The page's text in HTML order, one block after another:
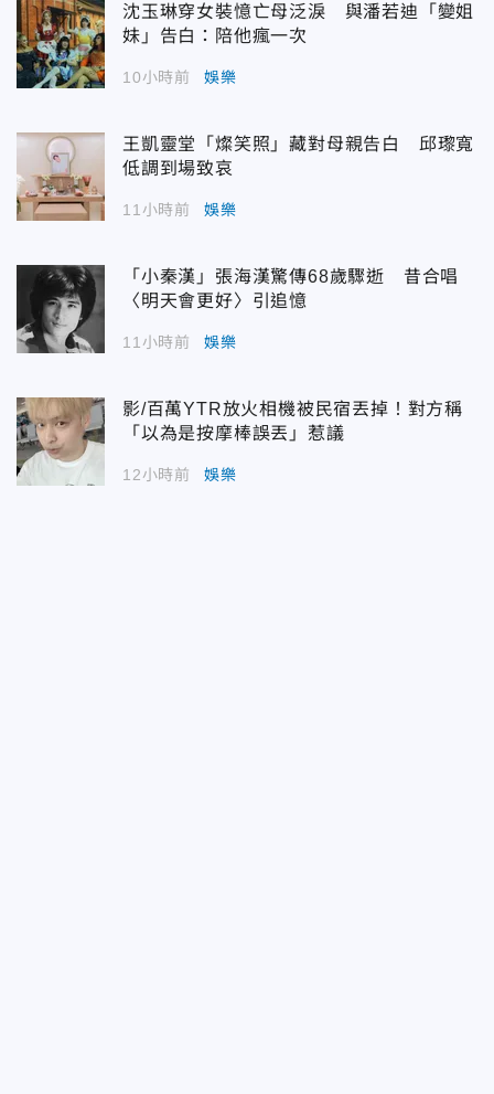
沈玉琳穿女裝憶亡母泛淚 與潘若迪「變姐
妹」告白：陪他瘋一次
10小時前 娛樂
王凱靈堂「燦笑照」藏對母親告白 邱瓈寬
低調到場致哀
11小時前 娛樂
「小秦漢」張海漢驚傳68歲驟逝 昔合唱
〈明天會更好〉引追憶
11小時前 娛樂
影/百萬YTR放火相機被民宿丟掉！對方稱
「以為是按摩棒誤丟」惹議
12小時前 娛樂